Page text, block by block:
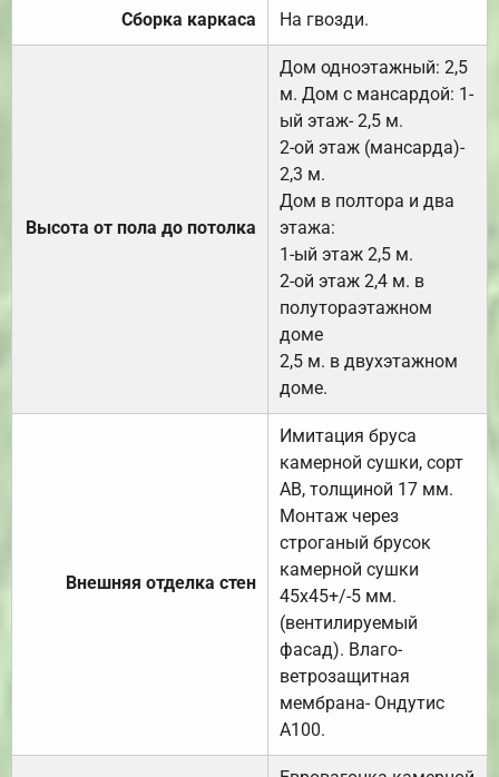
Сборка каркаса На гвозди.
Высота от пола до потолка
Дом одноэтажный: 2,5
м. Дом с мансардой: 1-
ый этаж- 2,5 м.
2-ой этаж (мансарда)-
2,3 м.
Дом в полтора и два
этажа:
1-ый этаж 2,5 м.
2-ой этаж 2,4 м. в
полутораэтажном
доме
2,5 м. в двухэтажном
доме.
Внешняя отделка стен
Имитация бруса
камерной сушки, сорт
АВ, толщиной 17 мм.
Монтаж через
строганый брусок
камерной сушки
45х45+/-5 мм.
(вентилируемый
фасад). Влаго-
ветрозащитная
мембрана- Ондутис
А100.